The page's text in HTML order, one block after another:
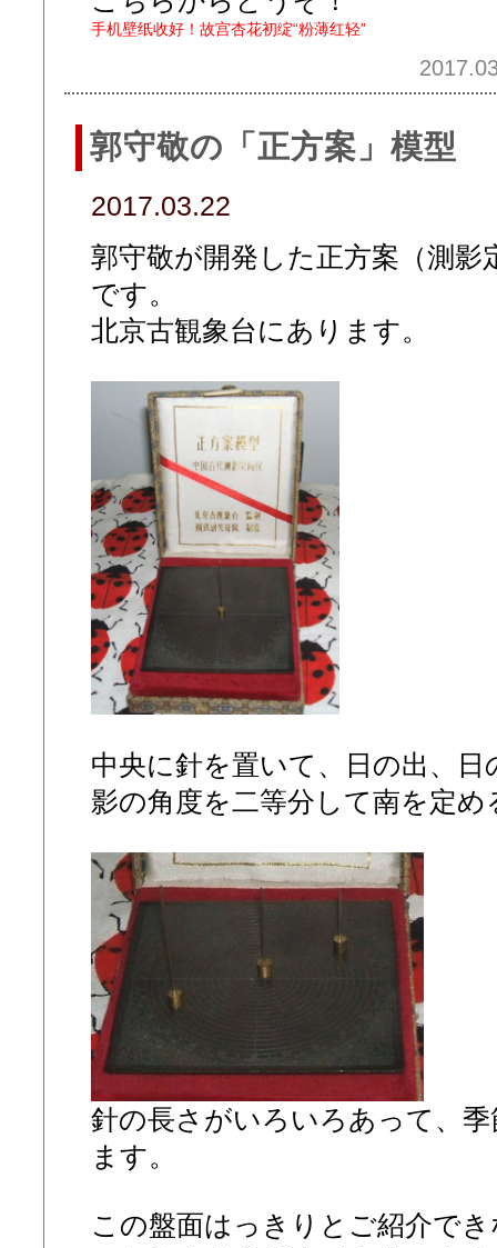
手机壁纸收好！故宫杏花初绽“粉薄红轻”
郭守敬の「正方案」模型
2017.03.22
郭守敬が開発した正方案（測
です。
北京古観象台にあります。
中央に針を置いて、日の出、
影の角度を二等分して南を定
針の長さがいろいろあって、
ます。
この盤面はっきりとご紹介で